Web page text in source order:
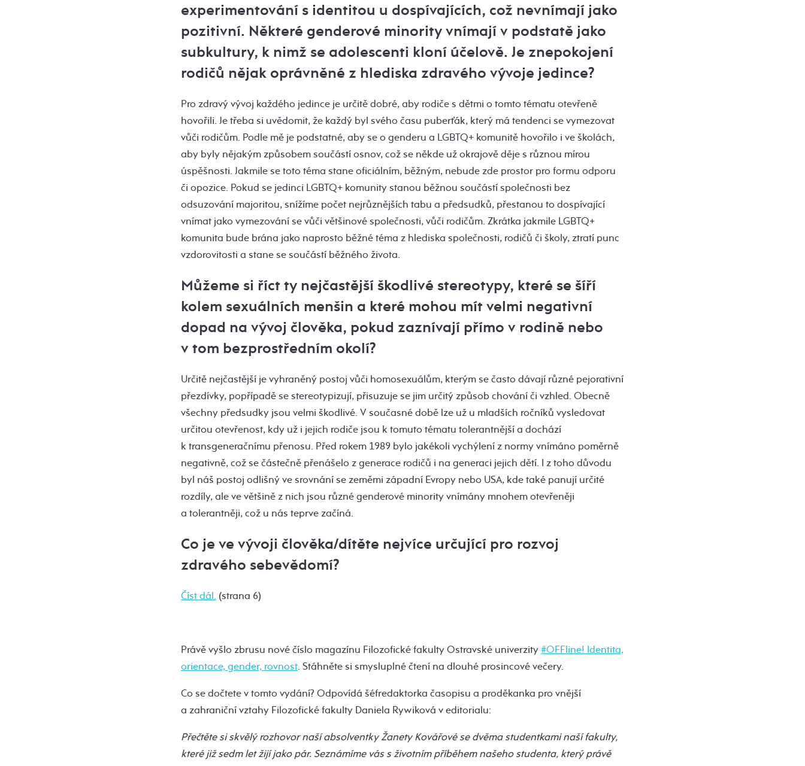
experimentování s identitou u dospívajících, což nevnímají jako
pozitivní. Některé genderové minority vnímají v podstatě jako
subkultury, k nimž se adolescenti kloní účelově. Je znepokojení
rodičů nějak oprávněné z hlediska zdravého vývoje jedince?
Pro zdravý vývoj každého jedince je určitě dobré, aby rodiče s dětmi o tomto tématu otevřeně
hovořili. Je třeba si uvědomit, že každý byl svého času puberťák, který má tendenci se vymezovat
vůči rodičům. Podle mě je podstatné, aby se o genderu a LGBTQ+ komunitě hovořilo i ve školách,
aby byly nějakým způsobem součástí osnov, což se někde už okrajově děje s různou mírou
úspěšnosti. Jakmile se toto téma stane oficiálním, běžným, nebude zde prostor pro formu odporu
či opozice. Pokud se jedinci LGBTQ+ komunity stanou běžnou součástí společnosti bez
odsuzování majoritou, snížíme počet nejrůznějších tabu a předsudků, přestanou to dospívající
vnímat jako vymezování se vůči většinové společnosti, vůči rodičům. Zkrátka jakmile LGBTQ+
komunita bude brána jako naprosto běžné téma z hlediska společnosti, rodičů či školy, ztratí punc
vzdorovitosti a stane se součástí běžného života.
Můžeme si říct ty nejčastější škodlivé stereotypy, které se šíří
kolem sexuálních menšin a které mohou mít velmi negativní
dopad na vývoj člověka, pokud zaznívají přímo v rodině nebo
v tom bezprostředním okolí?
Určitě nejčastější je vyhraněný postoj vůči homosexuálům, kterým se často dávají různé pejorativní
přezdívky, popřípadě se stereotypizují, přisuzuje se jim určitý způsob chování či vzhled. Obecně
všechny předsudky jsou velmi škodlivé. V současné době lze už u mladších ročníků vysledovat
určitou otevřenost, kdy už i jejich rodiče jsou k tomuto tématu tolerantnější a dochází
k transgeneračnímu přenosu. Před rokem 1989 bylo jakékoli vychýlení z normy vnímáno poměrně
negativně, což se částečně přenášelo z generace rodičů i na generaci jejich dětí. I z toho důvodu
byl náš postoj odlišný ve srovnání se zeměmi západní Evropy nebo USA, kde také panují určité
rozdíly, ale ve většině z nich jsou různé genderové minority vnímány mnohem otevřeněji
a tolerantněji, což u nás teprve začíná.
Co je ve vývoji člověka/dítěte nejvíce určující pro rozvoj
zdravého sebevědomí?
Číst dál. (strana 6)
Právě vyšlo zbrusu nové číslo magazínu Filozofické fakulty Ostravské univerzity#OFFline! Identita,
orientace, gender, rovnost. Stáhněte si smysluplné čtení na dlouhé prosincové večery.
Co se dočtete v tomto vydání? Odpovídá šéfredaktorka časopisu a proděkanka pro vnější
a zahraniční vztahy Filozofické fakulty Daniela Rywiková v editorialu:
Přečtěte si skvělý rozhovor naší absolventky Žanety Kovářové se dvěma studentkami naší fakulty,
které již sedm let žijí jako pár. Seznámíme vás s životním příběhem našeho studenta, který právě